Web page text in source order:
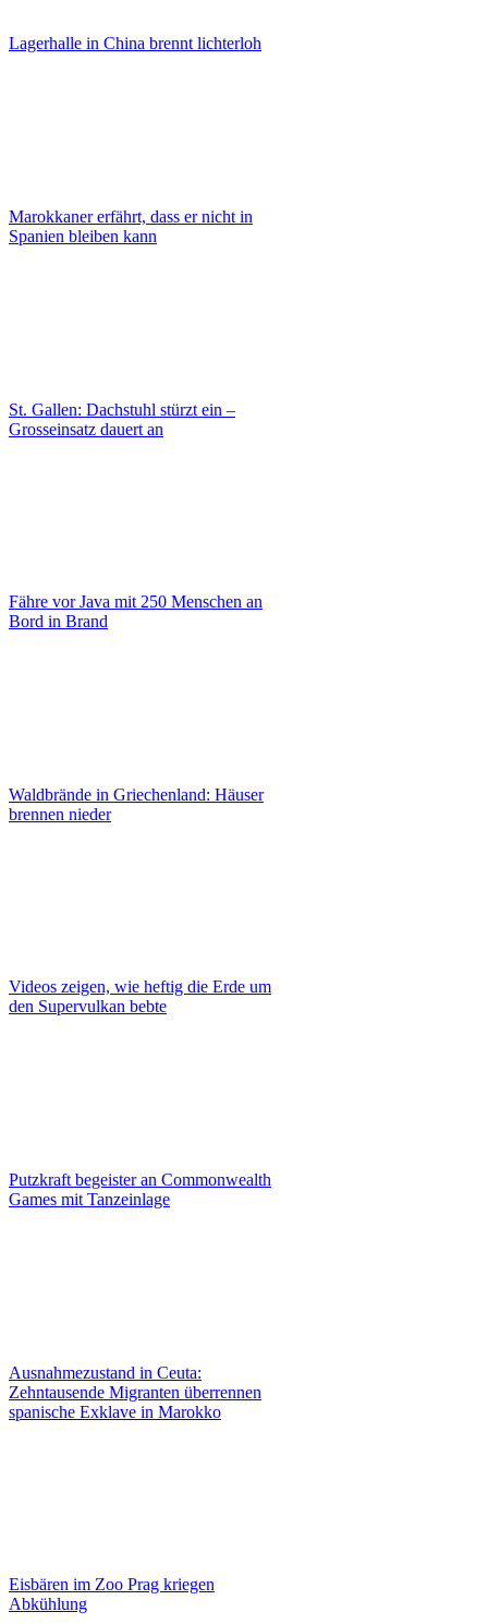
Lagerhalle in China brennt lichterloh
Marokkaner erfährt, dass er nicht in
Spanien bleiben kann
St. Gallen: Dachstuhl stürzt ein –
Grosseinsatz dauert an
Fähre vor Java mit 250 Menschen an
Bord in Brand
Waldbrände in Griechenland: Häuser
brennen nieder
Videos zeigen, wie heftig die Erde um
den Supervulkan bebte
Putzkraft begeister an Commonwealth
Games mit Tanzeinlage
Ausnahmezustand in Ceuta:
Zehntausende Migranten überrennen
spanische Exklave in Marokko
Eisbären im Zoo Prag kriegen
Abkühlung